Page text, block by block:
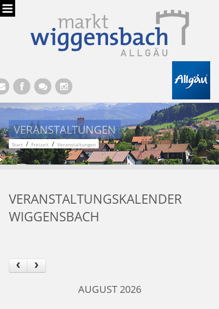
VERANSTALTUNGEN
Start / Freizeit / Veranstaltungen
VERANSTALTUNGSKALENDER
WIGGENSBACH
AUGUST 2026